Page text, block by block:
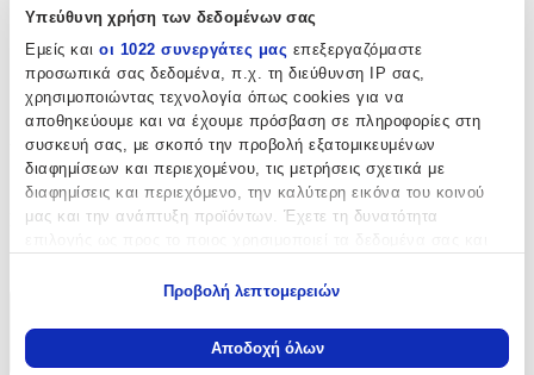
Υπεύθυνη χρήση των δεδομένων σας
Εμείς και οι 1022 συνεργάτες μας επεξεργαζόμαστε
προσωπικά σας δεδομένα, π.χ. τη διεύθυνση IP σας,
χρησιμοποιώντας τεχνολογία όπως cookies για να
αποθηκεύουμε και να έχουμε πρόσβαση σε πληροφορίες στη
συσκευή σας, με σκοπό την προβολή εξατομικευμένων
διαφημίσεων και περιεχομένου, τις μετρήσεις σχετικά με
διαφημίσεις και περιεχόμενο, την καλύτερη εικόνα του κοινού
μας και την ανάπτυξη προϊόντων. Έχετε τη δυνατότητα
Να συλλέξουμε πληροφορίες σχετικά με τη γεωγραφική
σας τοποθεσία, οι οποίες μπορεί να είναι ακριβείς σε
Προβολή λεπτομερειών
Αποδοχή όλων
Μπρελόκ
με Led:
Όχι
Χειροποίητο:
Όχι
Κατασκευαστής:
OEM